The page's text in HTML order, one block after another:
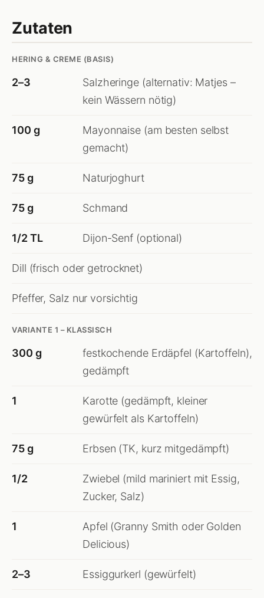
Zutaten
HERING & CREME (BASIS)
2–3
Salzheringe (alternativ: Matjes –
kein Wässern nötig)
100 g
Mayonnaise (am besten selbst
gemacht)
75 g Naturjoghurt
75 g Schmand
1/2 TL Dijon-Senf (optional)
Dill (frisch oder getrocknet)
Pfeffer, Salz nur vorsichtig
VARIANTE 1 – KLASSISCH
300 g
festkochende Erdäpfel (Kartoffeln),
gedämpft
1
Karotte (gedämpft, kleiner
gewürfelt als Kartoffeln)
75 g Erbsen (TK, kurz mitgedämpft)
1/2
Zwiebel (mild mariniert mit Essig,
Zucker, Salz)
1
Apfel (Granny Smith oder Golden
Delicious)
2–3 Essiggurkerl (gewürfelt)